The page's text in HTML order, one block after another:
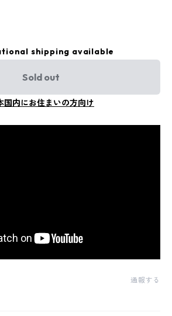
shipping available
Sold out
国内にお住まいの方向け
通報する